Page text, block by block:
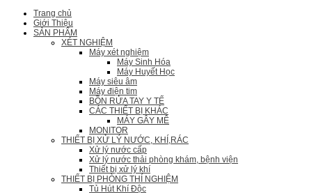
Trang chủ
Giới Thiệu
SẢN PHẨM
XÉT NGHIỆM
Máy xét nghiệm
Máy Sinh Hóa
Máy Huyết Học
Máy siêu âm
Máy điện tim
BỒN RỬA TAY Y TẾ
CÁC THIẾT BỊ KHÁC
MÁY GÂY MÊ
MONITOR
THIẾT BỊ XỬ LÝ NƯỚC, KHÍ,RÁC
Xử lý nước cấp
Xử lý nước thải phòng khám, bệnh viện
Thiết bị xử lý khí
THIẾT BỊ PHÒNG THÍ NGHIỆM
Tủ Hút Khí Độc